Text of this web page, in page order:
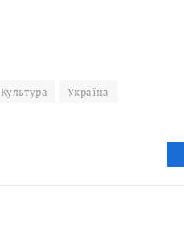
Культура Україна